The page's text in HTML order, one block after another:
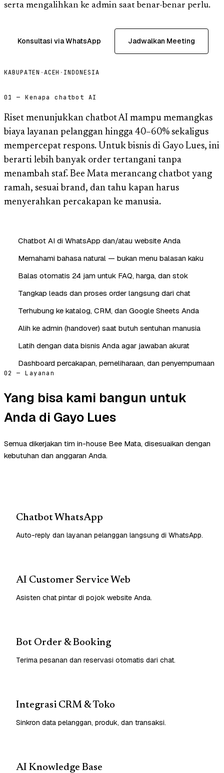
serta mengalihkan ke admin saat benar-benar perlu.
Konsultasi via WhatsApp Jadwalkan Meeting
KABUPATEN ·ACEH · INDONESIA
01 — Kenapa chatbot AI
Riset menunjukkan chatbot AI mampu memangkas
biaya layanan pelanggan hingga 40–60% sekaligus
mempercepat respons. Untuk bisnis di Gayo Lues, ini
berarti lebih banyak order tertangani tanpa
menambah staf. Bee Mata merancang chatbot yang
ramah, sesuai brand, dan tahu kapan harus
menyerahkan percakapan ke manusia.
Chatbot AI di WhatsApp dan/atau website Anda
Memahami bahasa natural — bukan menu balasan kaku
Balas otomatis 24 jam untuk FAQ, harga, dan stok
Tangkap leads dan proses order langsung dari chat
Terhubung ke katalog, CRM, dan Google Sheets Anda
Alih ke admin (handover) saat butuh sentuhan manusia
Latih dengan data bisnis Anda agar jawaban akurat
Dashboard percakapan, pemeliharaan, dan penyempurnaan
02 — Layanan
Yang bisa kami bangun untuk
Anda di Gayo Lues
Semua dikerjakan tim in-house Bee Mata, disesuaikan dengan
kebutuhan dan anggaran Anda.
Chatbot WhatsApp
Auto-reply dan layanan pelanggan langsung di WhatsApp.
AI Customer Service Web
Asisten chat pintar di pojok website Anda.
Bot Order & Booking
Terima pesanan dan reservasi otomatis dari chat.
Integrasi CRM & Toko
Sinkron data pelanggan, produk, dan transaksi.
AI Knowledge Base